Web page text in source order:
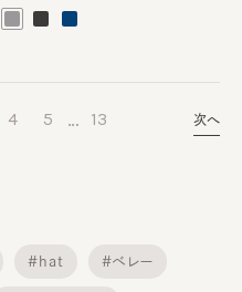
4 5 … 13 次へ
#hat #ベレー